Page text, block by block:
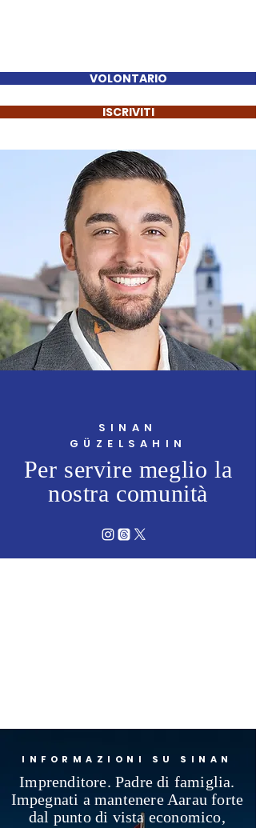
VOLONTARIO
ISCRIVITI
SINAN
GÜZELSAHIN
Per servire meglio la
nostra comunità
INFORMAZIONI SU SINAN
Imprenditore. Padre di famiglia.
Impegnati a mantenere Aarau forte
dal punto di vista economico,